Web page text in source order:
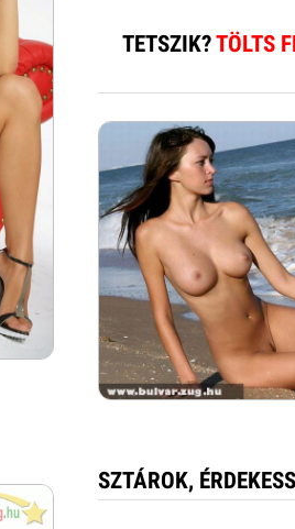
TETSZIK?TÖLTS
SZTÁROK,